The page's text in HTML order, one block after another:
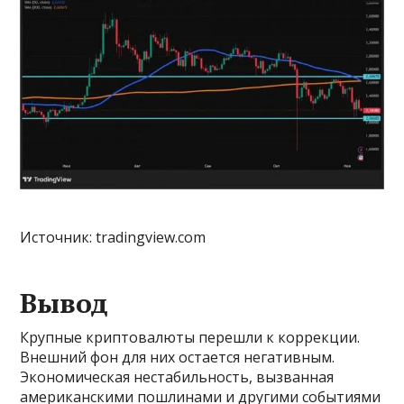
Источник: tradingview.com
Вывод
Крупные криптовалюты перешли к коррекции.
Внешний фон для них остается негативным.
Экономическая нестабильность, вызванная
американскими пошлинами и другими событиями